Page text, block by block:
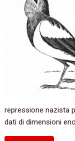
repressione nazista
dati di dimensioni